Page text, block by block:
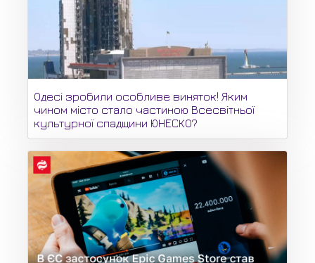
Одесі зробили особливе виняток! Яким
чином місто стало частиною Всесвітньої
культурної спадщини ЮНЕСКО?